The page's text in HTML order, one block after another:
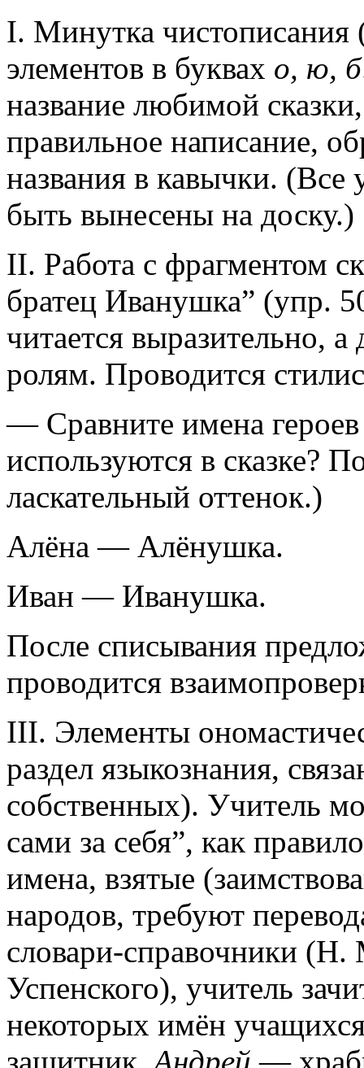
I. Минутка
элементов в буквах о, ю, б
название любимой
правильное написание,
названия в кавычки. (Все
быть вынесены на доску.)
II. Работа с фрагментом
братец Иванушка” (упр.
читается выразительно,
ролям. Проводится
— Сравните имена
используются в сказке?
ласкательный оттенок.)
Алёна — Алёнушка.
Иван — Иванушка.
После списывания
проводится
III. Элементы
раздел языкознания,
собственных). Учитель
сами за себя”, как
имена, взятые
народов, требуют
словари-справочники
Успенского), учитель
некоторых имён
защитник, Андрей —